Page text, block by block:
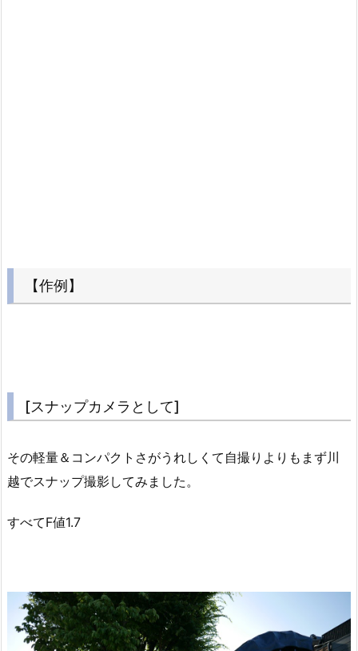
【作例】
[スナップカメラとして]
その軽量＆コンパクトさがうれしくて自撮りよりもまず川
越でスナップ撮影してみました。
すべてF値1.7